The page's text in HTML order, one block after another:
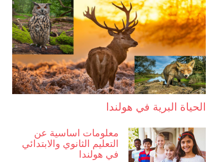
الحياة البرية في هولندا
معلومات اساسية عن
التعليم الثانوي والابتدائي
في هولندا